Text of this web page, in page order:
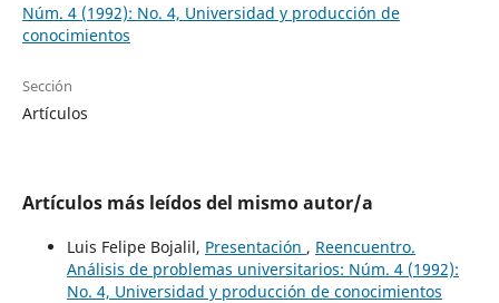
Núm. 4 (1992): No. 4, Universidad y producción de
conocimientos
Sección
Artículos
Artículos más leídos del mismo autor/a
Luis Felipe Bojalil, Presentación , Reencuentro.
Análisis de problemas universitarios: Núm. 4 (1992):
No. 4, Universidad y producción de conocimientos